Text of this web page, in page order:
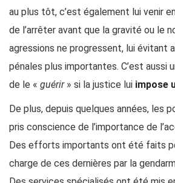
au plus tôt, c’est également lui venir
de l’arrêter avant que la gravité ou le
agressions ne progressent, lui évitant
pénales plus importantes. C’est aussi
de le « guérir» si la justice lui impose
De plus, depuis quelques années, les
pris conscience de l’importance de
Des efforts importants ont été faits
charge de ces dernières par la